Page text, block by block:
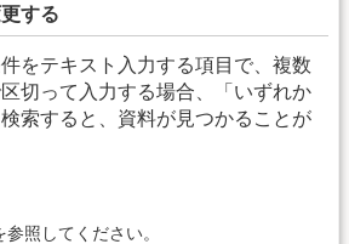
する
をテキスト入力する項目で、複数
切って入力する場合、「いずれか
索すると、資料が見つかることが
参照してください。